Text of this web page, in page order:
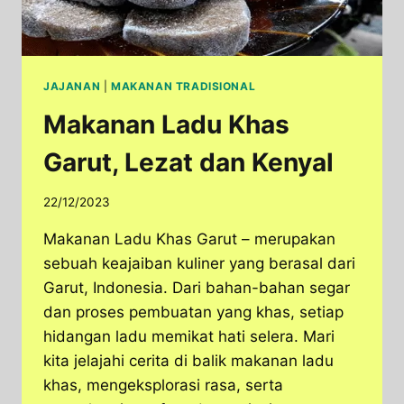
JAJANAN MAKANAN TRADISIONAL
Makanan Ladu Khas
Garut, Lezat dan Kenyal
22/12/2023
Makanan Ladu Khas Garut – merupakan
sebuah keajaiban kuliner yang berasal dari
Garut, Indonesia. Dari bahan-bahan segar
dan proses pembuatan yang khas, setiap
hidangan ladu memikat hati selera. Mari
kita jelajahi cerita di balik makanan ladu
khas, mengeksplorasi rasa, serta